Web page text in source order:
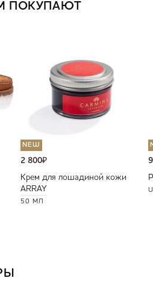
ПОКУПАЮТ
NEW
2 800₽
Крем для лошадиной кожи
ARRAY
50 МЛ